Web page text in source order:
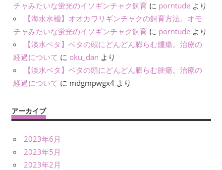
チャみたいな蛍光のイソギンチャク飼育 に porntude より
【海水水槽】オオカワリギンチャクの飼育方法。オモ
チャみたいな蛍光のイソギンチャク飼育 に porntude より
【淡水ベタ】ベタの頭にどんどん膨らむ腫瘍。治療の
経過について に oku_dan より
【淡水ベタ】ベタの頭にどんどん膨らむ腫瘍。治療の
経過について に mdgmpwgx4 より
アーカイブ
2023年6月
2023年5月
2023年2月